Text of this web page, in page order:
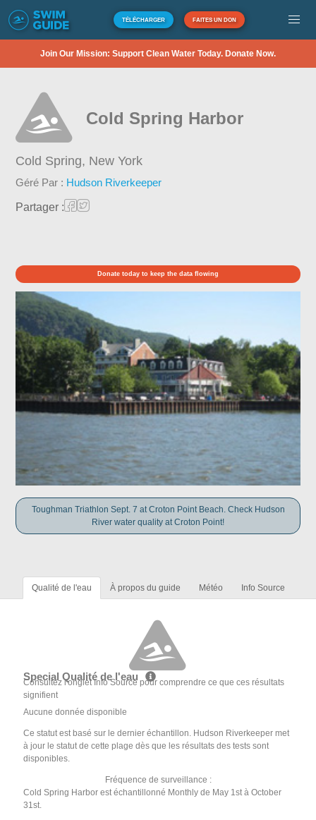
TÉLÉCHARGER FAITES UN DON
Join Our Mission: Support Clean Water Today. Donate Now.
Cold Spring Harbor
Cold Spring, New York
Géré Par : Hudson Riverkeeper
Partager :
Donate today to keep the data flowing
Toughman Triathlon Sept. 7 at Croton Point Beach. Check Hudson
River water quality at Croton Point!
Qualité de l'eau À propos du guide Météo Info Source
Special Qualité de l'eau
Consultez l'onglet Info Source pour comprendre ce que ces résultats
signifient
Aucune donnée disponible
Ce statut est basé sur le dernier échantillon. Hudson Riverkeeper met
à jour le statut de cette plage dès que les résultats des tests sont
disponibles.
Fréquence de surveillance :
Cold Spring Harbor est échantillonné Monthly de May 1st à October
31st.